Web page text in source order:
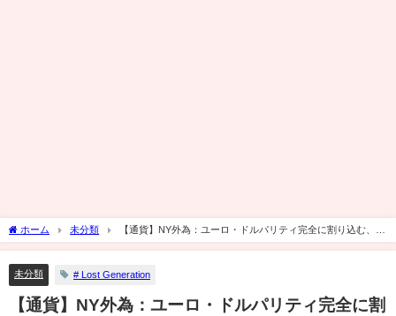
ホーム 未分類
【通貨】NY外為：ユーロ・ドルパリティ完全に割り込む、伊
政局不安や欧米金利差拡大観測
未分類 # Lost Generation
【通貨】NY外為：ユーロ・ドルパリティ完全に割